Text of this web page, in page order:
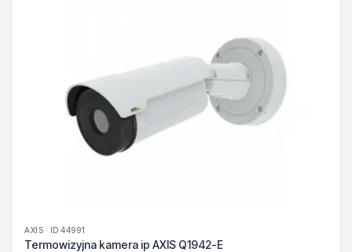
AXIS · ID 44991
Termowizyjna kamera ip AXIS Q1942-E